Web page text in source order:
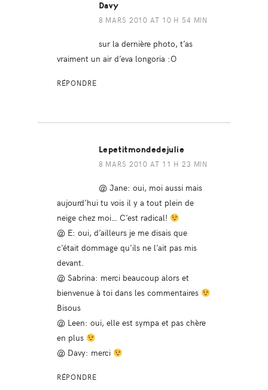
Davy
8 MARS 2010 AT 10 H 54 MIN
sur la dernière photo, t’as
vraiment un air d’eva longoria :O
RÉPONDRE
Lepetitmondedejulie
8 MARS 2010 AT 11 H 23 MIN
@ Jane: oui, moi aussi mais
aujourd’hui tu vois il y a tout plein de
neige chez moi… C’est radical!
@ E: oui, d’ailleurs je me disais que
c’était dommage qu’ils ne l’ait pas mis
devant.
@ Sabrina: merci beaucoup alors et
bienvenue à toi dans les commentaires
Bisous
@ Leen: oui, elle est sympa et pas chère
en plus
@ Davy: merci
RÉPONDRE